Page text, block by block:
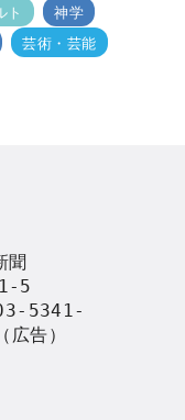
ト
神学
芸術・芸能
聞
5
5341-
告）